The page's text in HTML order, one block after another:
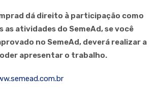
dá direito à participação como
as atividades do SemeAd, se você
no SemeAd, deverá realizar a
apresentar o trabalho.